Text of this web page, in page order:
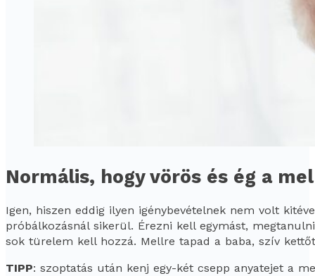
Normális, hogy vörös és ég a
Igen, hiszen eddig ilyen igénybevételnek nem volt
próbálkozásnál sikerül. Érezni kell egymást,
sok türelem kell hozzá. Mellre tapad a baba, szív
TIPP: szoptatás után kenj egy-két csepp anyatejet a